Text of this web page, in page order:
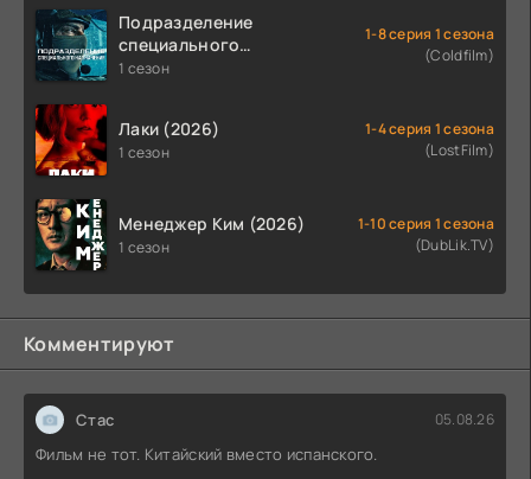
Подразделение
специального
назначения (2026)
1 сезон
1-8 серия 1 сезона
(Coldfilm)
Лаки (2026)
1 сезон
1-4 серия 1 сезона
(LostFilm)
Менеджер Ким (2026)
1 сезон
1-10 серия 1 сезона
(DubLik.TV)
Комментируют
Стас 05.08.26
Фильм не тот. Китайский вместо испанского.